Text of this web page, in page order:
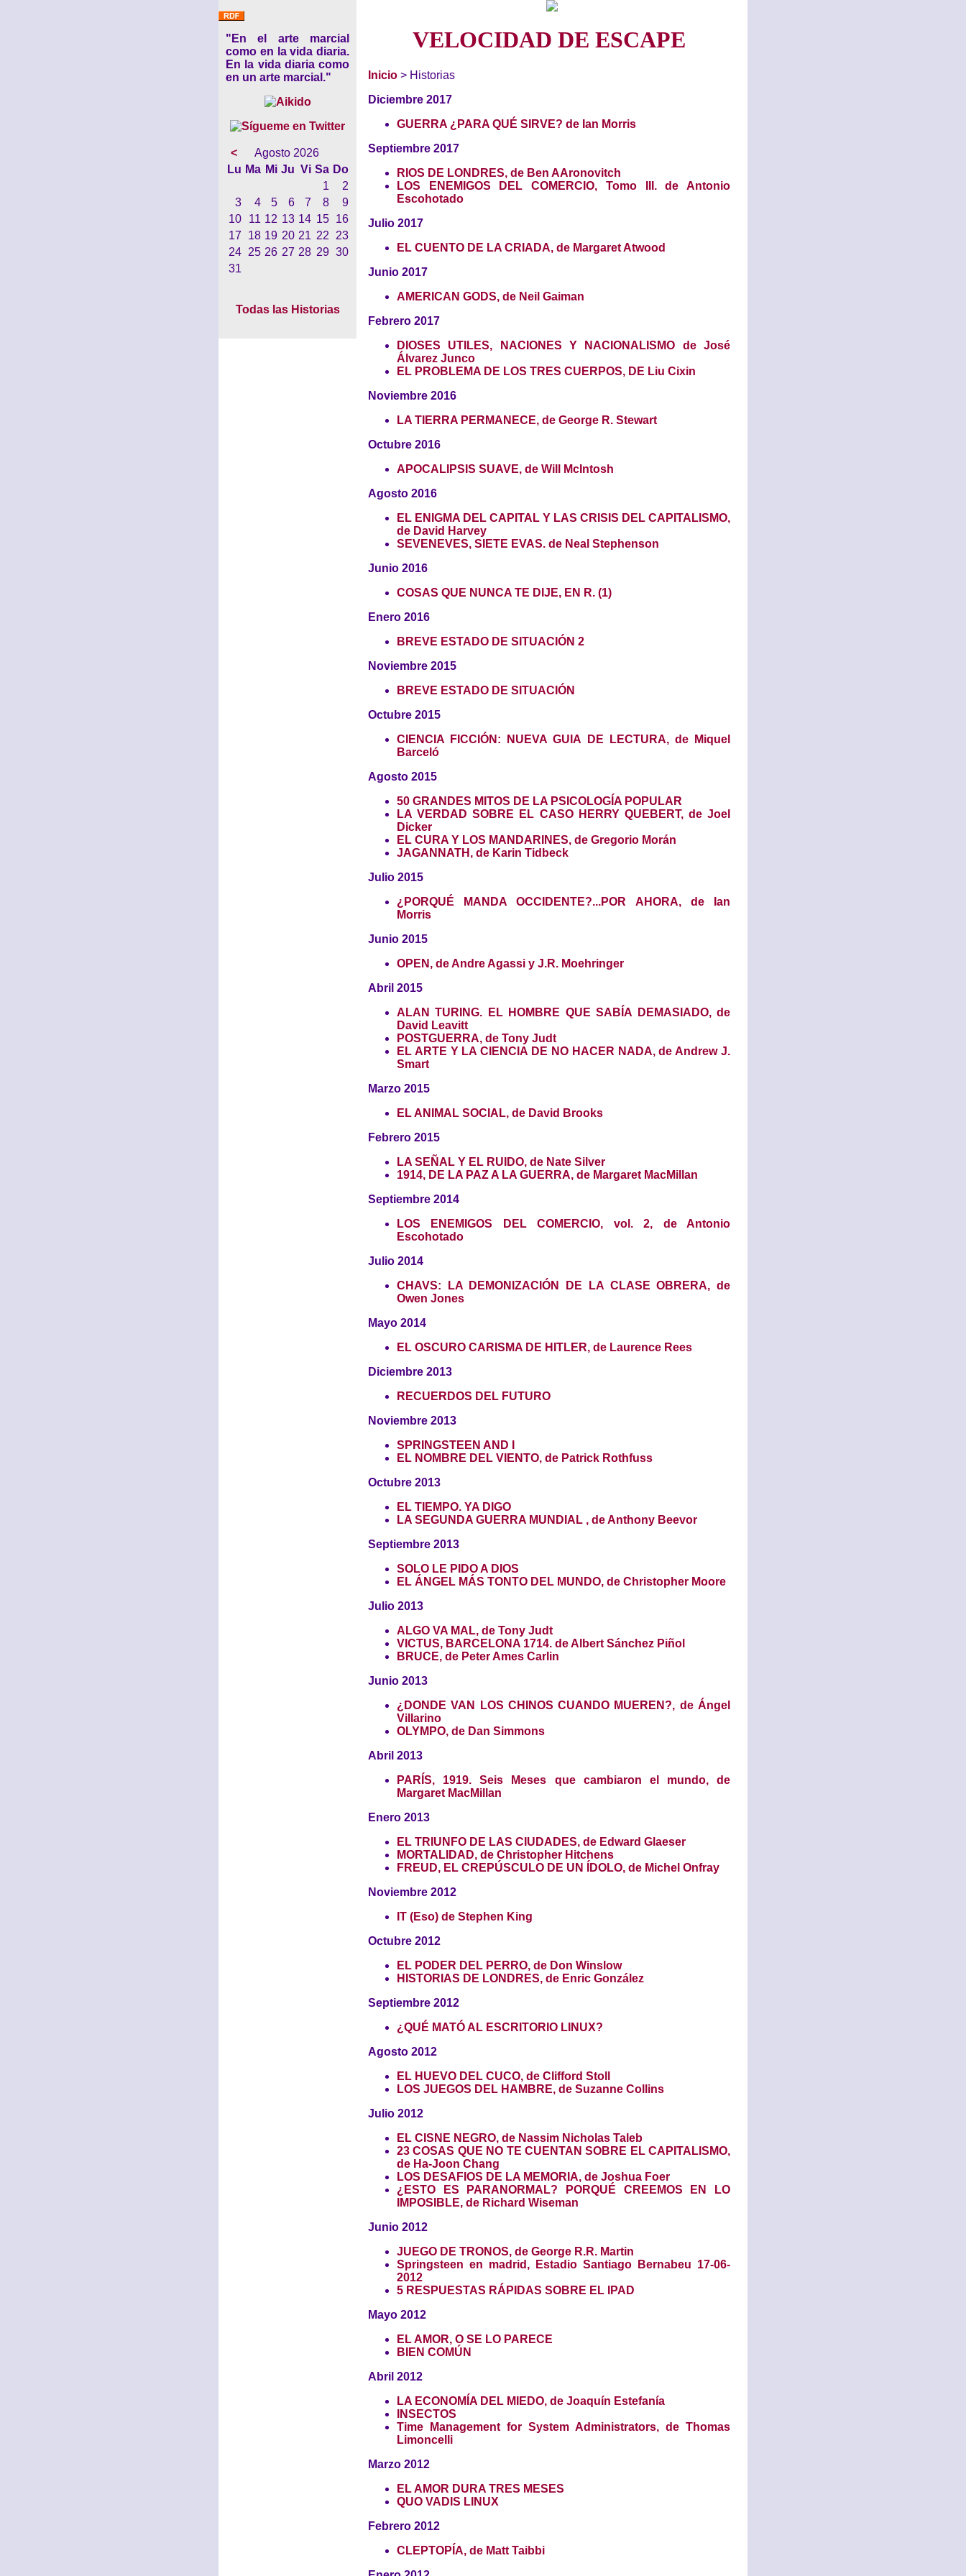
"En el arte marcial
como en la vida diaria.
En la vida diaria como
en un arte marcial."
<
Agosto 2026
Lu Ma Mi Ju Vi Sa Do
1
2
3
4 5 6 7 8
9
10
11 12 13 14 15
16
17
18 19 20 21 22
23
24
25 26 27 28 29 30
31
Todas las Historias
VELOCIDAD DE ESCAPE
Inicio > Historias
Diciembre 2017
GUERRA ¿PARA QUÉ SIRVE? de Ian Morris
Septiembre 2017
RIOS DE LONDRES, de Ben AAronovitch
LOS ENEMIGOS DEL COMERCIO, Tomo III. de Antonio
Escohotado
Julio 2017
EL CUENTO DE LA CRIADA, de Margaret Atwood
Junio 2017
AMERICAN GODS, de Neil Gaiman
Febrero 2017
DIOSES UTILES, NACIONES Y NACIONALISMO de José
Álvarez Junco
EL PROBLEMA DE LOS TRES CUERPOS, DE Liu Cixin
Noviembre 2016
LA TIERRA PERMANECE, de George R. Stewart
Octubre 2016
APOCALIPSIS SUAVE, de Will McIntosh
Agosto 2016
EL ENIGMA DEL CAPITAL Y LAS CRISIS DEL CAPITALISMO,
de David Harvey
SEVENEVES, SIETE EVAS. de Neal Stephenson
Junio 2016
COSAS QUE NUNCA TE DIJE, EN R. (1)
Enero 2016
BREVE ESTADO DE SITUACIÓN 2
Noviembre 2015
BREVE ESTADO DE SITUACIÓN
Octubre 2015
CIENCIA FICCIÓN: NUEVA GUIA DE LECTURA, de Miquel
Barceló
Agosto 2015
50 GRANDES MITOS DE LA PSICOLOGÍA POPULAR
LA VERDAD SOBRE EL CASO HERRY QUEBERT, de Joel
Dicker
EL CURA Y LOS MANDARINES, de Gregorio Morán
JAGANNATH, de Karin Tidbeck
Julio 2015
¿PORQUÉ MANDA OCCIDENTE?...POR AHORA, de Ian
Morris
Junio 2015
OPEN, de Andre Agassi y J.R. Moehringer
Abril 2015
ALAN TURING. EL HOMBRE QUE SABÍA DEMASIADO, de
David Leavitt
POSTGUERRA, de Tony Judt
EL ARTE Y LA CIENCIA DE NO HACER NADA, de Andrew J.
Smart
Marzo 2015
EL ANIMAL SOCIAL, de David Brooks
Febrero 2015
LA SEÑAL Y EL RUIDO, de Nate Silver
1914, DE LA PAZ A LA GUERRA, de Margaret MacMillan
Septiembre 2014
LOS ENEMIGOS DEL COMERCIO, vol. 2, de Antonio
Escohotado
Julio 2014
CHAVS: LA DEMONIZACIÓN DE LA CLASE OBRERA, de
Owen Jones
Mayo 2014
EL OSCURO CARISMA DE HITLER, de Laurence Rees
Diciembre 2013
RECUERDOS DEL FUTURO
Noviembre 2013
SPRINGSTEEN AND I
EL NOMBRE DEL VIENTO, de Patrick Rothfuss
Octubre 2013
EL TIEMPO. YA DIGO
LA SEGUNDA GUERRA MUNDIAL , de Anthony Beevor
Septiembre 2013
SOLO LE PIDO A DIOS
EL ÁNGEL MÁS TONTO DEL MUNDO, de Christopher Moore
Julio 2013
ALGO VA MAL, de Tony Judt
VICTUS, BARCELONA 1714. de Albert Sánchez Piñol
BRUCE, de Peter Ames Carlin
Junio 2013
¿DONDE VAN LOS CHINOS CUANDO MUEREN?, de Ángel
Villarino
OLYMPO, de Dan Simmons
Abril 2013
PARÍS, 1919. Seis Meses que cambiaron el mundo, de
Margaret MacMillan
Enero 2013
EL TRIUNFO DE LAS CIUDADES, de Edward Glaeser
MORTALIDAD, de Christopher Hitchens
FREUD, EL CREPÚSCULO DE UN ÍDOLO, de Michel Onfray
Noviembre 2012
IT (Eso) de Stephen King
Octubre 2012
EL PODER DEL PERRO, de Don Winslow
HISTORIAS DE LONDRES, de Enric González
Septiembre 2012
¿QUÉ MATÓ AL ESCRITORIO LINUX?
Agosto 2012
EL HUEVO DEL CUCO, de Clifford Stoll
LOS JUEGOS DEL HAMBRE, de Suzanne Collins
Julio 2012
EL CISNE NEGRO, de Nassim Nicholas Taleb
23 COSAS QUE NO TE CUENTAN SOBRE EL CAPITALISMO,
de Ha-Joon Chang
LOS DESAFIOS DE LA MEMORIA, de Joshua Foer
¿ESTO ES PARANORMAL? PORQUÉ CREEMOS EN LO
IMPOSIBLE, de Richard Wiseman
Junio 2012
JUEGO DE TRONOS, de George R.R. Martin
Springsteen en madrid, Estadio Santiago Bernabeu 17-06-
2012
5 RESPUESTAS RÁPIDAS SOBRE EL IPAD
Mayo 2012
EL AMOR, O SE LO PARECE
BIEN COMÚN
Abril 2012
LA ECONOMÍA DEL MIEDO, de Joaquín Estefanía
INSECTOS
Time Management for System Administrators, de Thomas
Limoncelli
Marzo 2012
EL AMOR DURA TRES MESES
QUO VADIS LINUX
Febrero 2012
CLEPTOPÍA, de Matt Taibbi